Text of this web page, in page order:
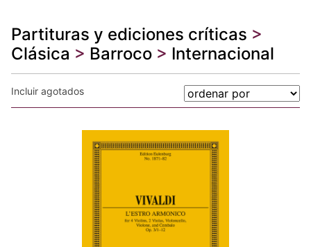
Partituras y ediciones críticas >
Clásica > Barroco > Internacional
Incluir agotados